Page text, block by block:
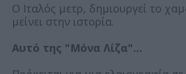
Ο Ιταλός μετρ, δημιουργεί το
μείνει στην ιστορία.
Αυτό της "Μόνα Λίζα"…